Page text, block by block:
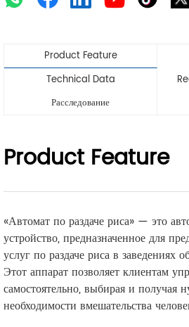
Product Feature
Technical Data
Расследование
Product Feature
«Автомат по раздаче риса» — это
устройство, предназначенное для
услуг по раздаче риса в заведениях
Этот аппарат позволяет клиентам
самостоятельно, выбирая и
необходимости вмешательства